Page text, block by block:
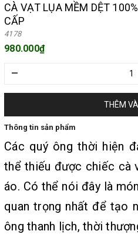
CÀ VẠT LỤA MỀM DỆT
CẤP
4178
980.000₫
–
THÊM
Thông tin sản phẩm
Các quý ông thời hiện
thể thiếu được chiếc cà
áo. Có thể nói đây là
quan trọng nhất để tạo
ông thanh lịch, thời